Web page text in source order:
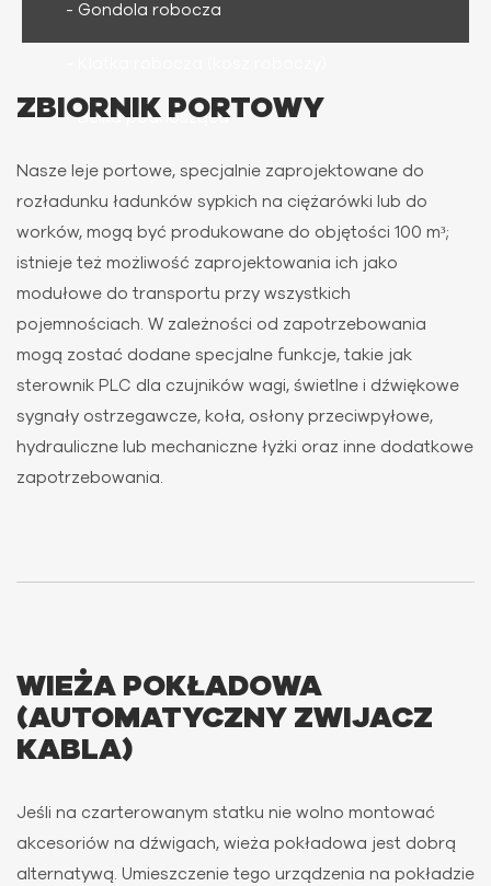
- Gondola robocza
- Belka podnosząca
ZBIORNIK PORTOWY
Nasze leje portowe, specjalnie zaprojektowane do
rozładunku ładunków sypkich na ciężarówki lub do
worków, mogą być produkowane do objętości 100 m³;
istnieje też możliwość zaprojektowania ich jako
modułowe do transportu przy wszystkich
pojemnościach. W zależności od zapotrzebowania
mogą zostać dodane specjalne funkcje, takie jak
sterownik PLC dla czujników wagi, świetlne i dźwiękowe
sygnały ostrzegawcze, koła, osłony przeciwpyłowe,
hydrauliczne lub mechaniczne łyżki oraz inne dodatkowe
zapotrzebowania.
WIEŻA POKŁADOWA
(AUTOMATYCZNY ZWIJACZ
KABLA)
Jeśli na czarterowanym statku nie wolno montować
akcesoriów na dźwigach, wieża pokładowa jest dobrą
alternatywą. Umieszczenie tego urządzenia na pokładzie